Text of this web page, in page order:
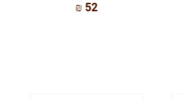
52 ₪